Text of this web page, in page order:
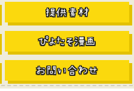
提供素材
ぴよたそ漫画
お問い合わせ